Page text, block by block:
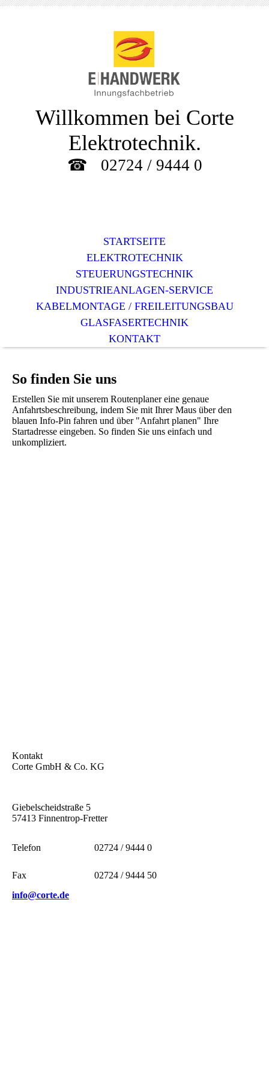
Willkommen bei Corte
Elektrotechnik.
☎ 02724 / 9444 0
STARTSEITE
ELEKTROTECHNIK
STEUERUNGSTECHNIK
INDUSTRIEANLAGEN-SERVICE
KABELMONTAGE / FREILEITUNGSBAU
GLASFASERTECHNIK
KONTAKT
So finden Sie uns
Erstellen Sie mit unserem Routenplaner eine genaue
Anfahrtsbeschreibung, indem Sie mit Ihrer Maus über den
blauen Info-Pin fahren und über "Anfahrt planen" Ihre
Startadresse eingeben. So finden Sie uns einfach und
unkompliziert.
Kontakt
Corte GmbH & Co. KG
Giebelscheidstraße 5
57413 Finnentrop-Fretter
Telefon 02724 / 9444 0
Fax
02724 / 9444 50
info@corte.de